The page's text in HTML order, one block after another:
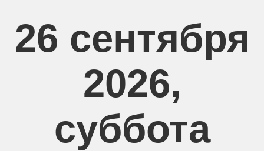
26 сентября
2026,
суббота